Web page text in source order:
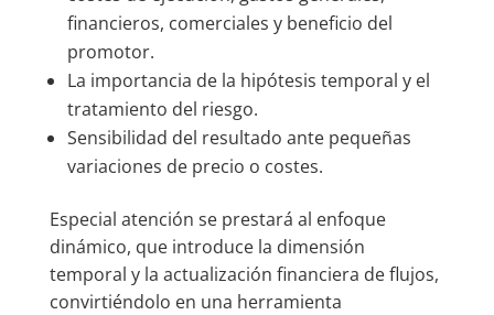
financieros, comerciales y beneficio del
promotor.
La importancia de la hipótesis temporal y el
tratamiento del riesgo.
Sensibilidad del resultado ante pequeñas
variaciones de precio o costes.
Especial atención se prestará al enfoque
dinámico, que introduce la dimensión
temporal y la actualización financiera de flujos,
convirtiéndolo en una herramienta